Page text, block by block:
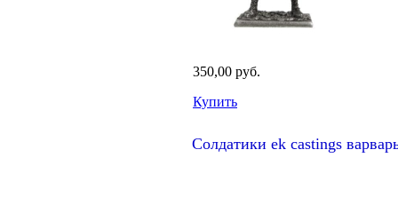
350,00 руб.
Купить
Солдатики ek castings